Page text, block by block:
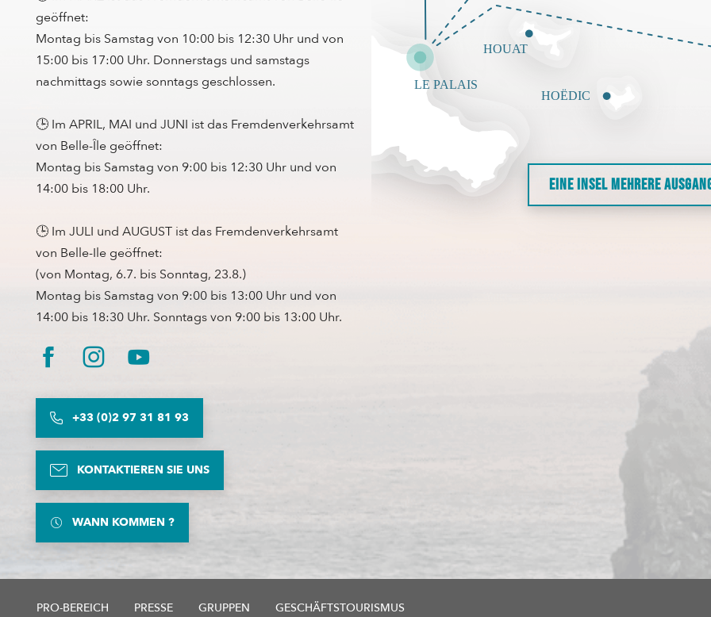
geöffnet:
Montag bis Samstag von 10:00 bis 12:30 Uhr und von
15:00 bis 17:00 Uhr. Donnerstags und samstags
nachmittags sowie sonntags geschlossen.
🕒 Im APRIL, MAI und JUNI ist das Fremdenverkehrsamt
von Belle-Île geöffnet:
Montag bis Samstag von 9:00 bis 12:30 Uhr und von
14:00 bis 18:00 Uhr.
🕒 Im JULI und AUGUST ist das Fremdenverkehrsamt
von Belle-Ile geöffnet:
(von Montag, 6.7. bis Sonntag, 23.8.)
Montag bis Samstag von 9:00 bis 13:00 Uhr und von
14:00 bis 18:30 Uhr. Sonntags von 9:00 bis 13:00 Uhr.
+33 (0)2 97 31 81 93
KONTAKTIEREN SIE UNS
WANN KOMMEN ?
EINE INSEL MEHRERE
PRO-BEREICH PRESSE GRUPPEN GESCHÄFTSTOURISMUS